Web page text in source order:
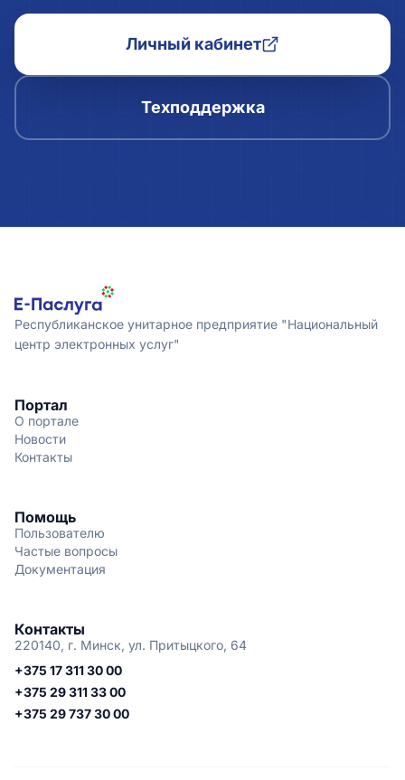
Личный кабинет
Техподдержка
Республиканское унитарное предприятие "Национальный
центр электронных услуг"
Портал
О портале
Новости
Контакты
Помощь
Пользователю
Частые вопросы
Документация
Контакты
220140, г. Минск, ул. Притыцкого, 64
+375 17 311 30 00
+375 29 311 33 00
+375 29 737 30 00